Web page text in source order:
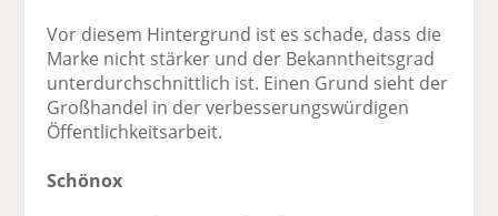
Vor diesem Hintergrund ist es schade, dass die
Marke nicht stärker und der Bekanntheitsgrad
unterdurchschnittlich ist. Einen Grund sieht der
Großhandel in der verbesserungswürdigen
Öffentlichkeitsarbeit.
Schönox